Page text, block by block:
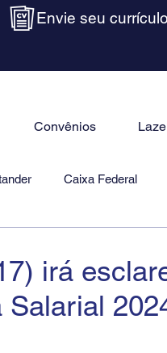
Envie seu currículo
Convênios
Caixa Federal
irá
Salarial